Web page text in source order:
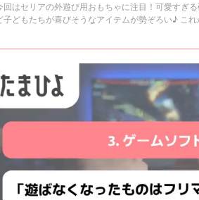
回はセリアの外遊び用おもちゃに注目！可愛すぎ
子どもたちが喜びそうなアイテムが勢ぞろい♪ こ